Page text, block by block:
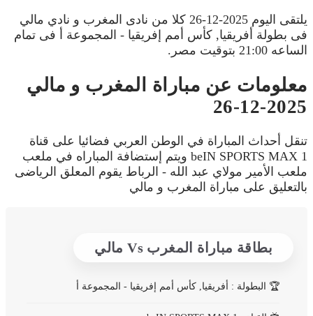
يلتقى اليوم 2025-12-26 كلا من نادى المغرب و نادي مالي
فى بطولة أفريقيا, كأس أمم إفريقيا - المجموعة أ فى تمام
الساعه 21:00 بتوقيت مصر.
معلومات عن مباراة المغرب و مالي
2025-12-26
تنقل أحداث المباراة في الوطن العربي فضائيا على قناة
beIN SPORTS MAX 1 ويتم إستضافة المباراه في ملعب
ملعب الأمير مولاي عبد الله - الرباط يقوم المعلق الرياضى
بالتعليق على مباراة المغرب و مالي
بطاقة مباراة المغرب Vs مالي
🏆البطولة : أفريقيا, كأس أمم إفريقيا - المجموعة أ